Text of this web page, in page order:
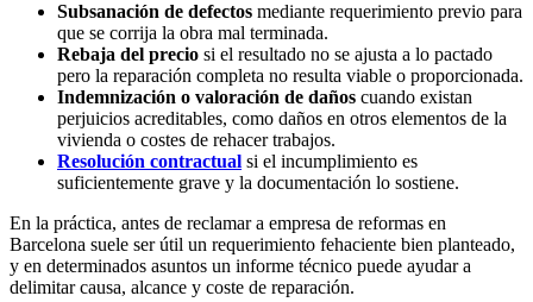
Subsanación de defectos mediante requerimiento previo para
que se corrija la obra mal terminada.
Rebaja del precio si el resultado no se ajusta a lo pactado
pero la reparación completa no resulta viable o proporcionada.
Indemnización o valoración de daños cuando existan
perjuicios acreditables, como daños en otros elementos de la
vivienda o costes de rehacer trabajos.
Resolución contractual si el incumplimiento es
suficientemente grave y la documentación lo sostiene.
En la práctica, antes de reclamar a empresa de reformas en
Barcelona suele ser útil un requerimiento fehaciente bien planteado,
y en determinados asuntos un informe técnico puede ayudar a
delimitar causa, alcance y coste de reparación.